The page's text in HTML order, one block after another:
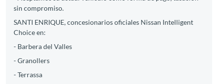
sin compromiso.
SANTI ENRIQUE, concesionarios oficiales Nissan Intelligent
Choice en:
- Barbera del Valles
- Granollers
- Terrassa